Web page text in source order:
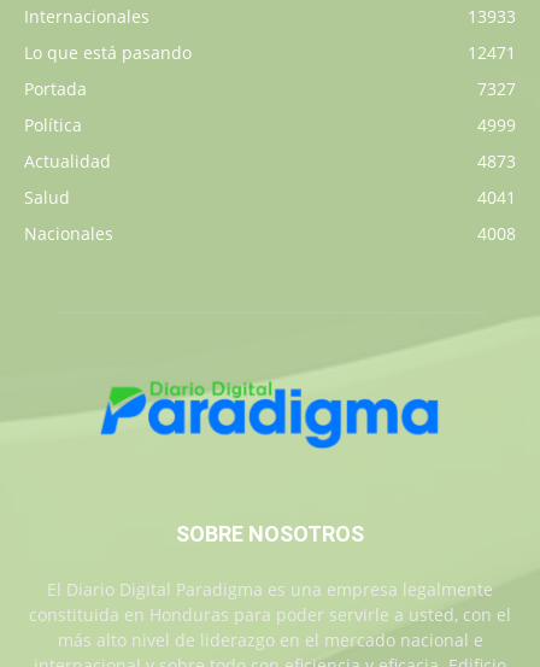
Internacionales
13933
Lo que está pasando
12471
Portada
7327
Política
4999
Actualidad
4873
Salud
4041
Nacionales
4008
SOBRE NOSOTROS
El Diario Digital Paradigma es una empresa legalmente
constituida en Honduras para poder servirle a usted, con el
más alto nivel de liderazgo en el mercado nacional e